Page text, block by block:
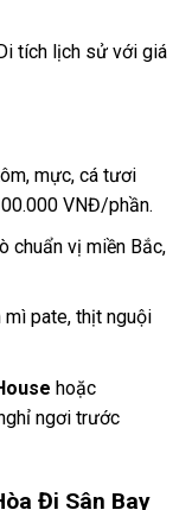
tích lịch sử với giá
mực, cá tươi
VNĐ/phần.
chuẩn vị miền Bắc,
pate, thịt nguội
hoặc
ngơi trước
Đi Sân Bay